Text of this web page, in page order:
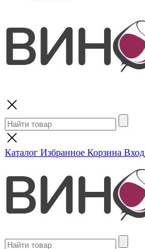
Каталог Избранное Корзина Вход